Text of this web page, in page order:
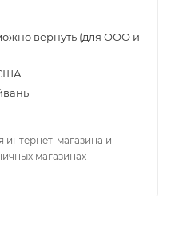
вернуть (для ООО и
интернет-магазина и
магазинах